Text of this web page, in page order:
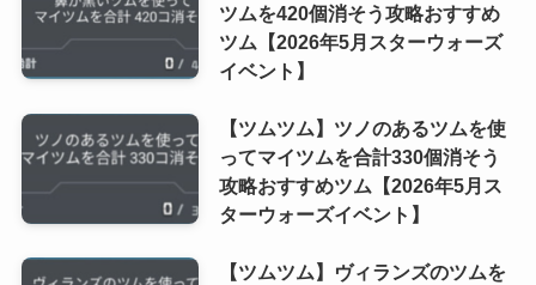
ツムを420個消そう攻略おすすめ
ツム【2026年5月スターウォーズ
イベント】
【ツムツム】ツノのあるツムを使
ってマイツムを合計330個消そう
攻略おすすめツム【2026年5月ス
ターウォーズイベント】
【ツムツム】ヴィランズのツムを